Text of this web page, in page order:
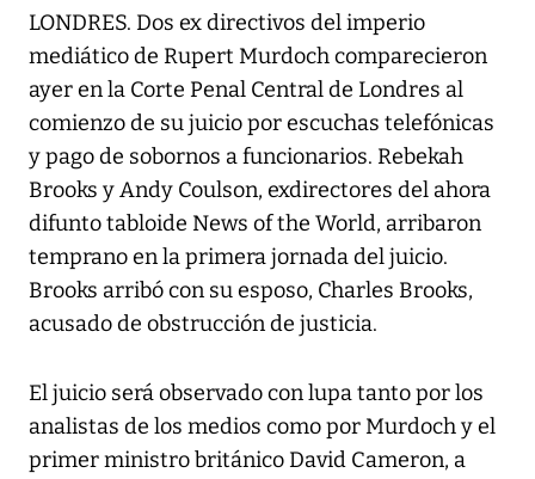
LONDRES. Dos ex directivos del imperio
mediático de Rupert Murdoch comparecieron
ayer en la Corte Penal Central de Londres al
comienzo de su juicio por escuchas telefónicas
y pago de sobornos a funcionarios. Rebekah
Brooks y Andy Coulson, exdirectores del ahora
difunto tabloide News of the World, arribaron
temprano en la primera jornada del juicio.
Brooks arribó con su esposo, Charles Brooks,
acusado de obstrucción de justicia.
El juicio será observado con lupa tanto por los
analistas de los medios como por Murdoch y el
primer ministro británico David Cameron, a